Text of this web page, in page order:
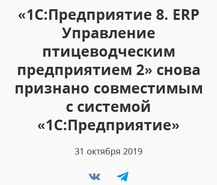
«1С:Предприятие 8. ERP
Управление
птицеводческим
предприятием 2» снова
признано совместимым
с системой
«1С:Предприятие»
31 октября 2019